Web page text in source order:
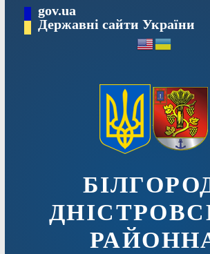
вмісту
gov.ua
Державні сайти України